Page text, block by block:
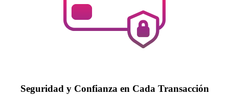
Seguridad y Confianza en Cada Transacción